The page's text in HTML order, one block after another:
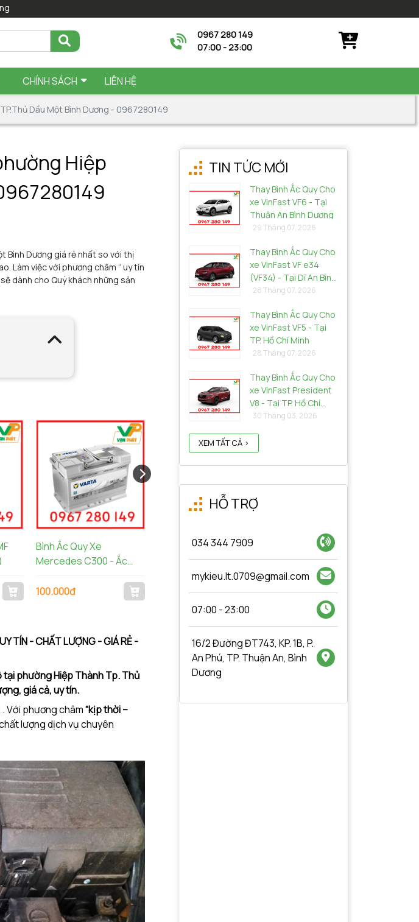
0967 280 149
07:00 - 23:00
CHÍNH SÁCH LIÊN HỆ
Dầu Một Bình Dương - 0967280149
Hiệp
Bình Dương giá rẻ nhất so với thị
Làm việc với phương châm “ uy tín
dành cho Quý khách những sản
Bình Ắc Quy Xe
Mercedes C300 - Ắc
100.000đ
Bình Ắc Quy Xe
Mercedes A180 - Ắc Quy
Varta 70AH AGM LN3
570901076
100.000đ
ẮC QUY KÍN KHÍ (VRLA
AGM) LONG 6V-
5Ah(20HR), WP5-6, F1
120.000đ
TÍN - CHẤT LƯỢNG - GIÁ RẺ -
tại phường Hiệp Thành Tp. Thủ
giá cả, uy tín.
Với phương châm“kịp thời –
lượng dịch vụ chuyên
TIN TỨC MỚI
Thay Bình Ắc Quy Cho
xe VinFast VF6 - Tại
Thuận An Bình Dương
29 Tháng 07, 2026
Thay Bình Ắc Quy Cho
xe VinFast VF e34
(VF34) - Tại Dĩ An Bình
Dương
28 Tháng 07, 2026
Thay Bình Ắc Quy Cho
xe VinFast VF5 - Tại
TP. Hồ Chí Minh
28 Tháng 07, 2026
Thay Bình Ắc Quy Cho
xe VinFast President
V8 - Tại TP. Hồ Chí
Minh
30 Tháng 03, 2026
XEM TẤT CẢ >
HỖ TRỢ
034 344 7909
mykieu.lt.0709@gmail.com
07:00 - 23:00
16/2 Đường ĐT743, KP. 1B, P.
An Phú, TP. Thuận An, Bình
Dương